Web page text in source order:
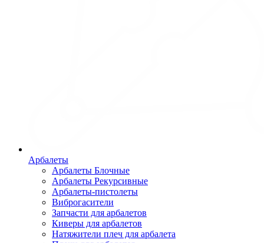
Арбалеты
Арбалеты Блочные
Арбалеты Рекурсивные
Арбалеты-пистолеты
Виброгасители
Запчасти для арбалетов
Киверы для арбалетов
Натяжители плеч для арбалета